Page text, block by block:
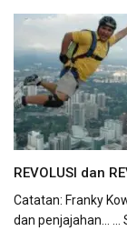
REVOLUSI dan
Catatan: Franky
dan penjajahan...